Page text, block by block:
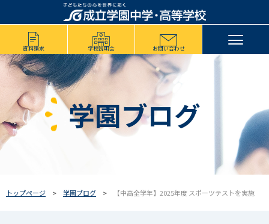
資料請求 学校説明会 お問い合わせ
学園ブログ
トップページ 学園ブログ 【中高全学年】2025年度 スポーツテストを実施